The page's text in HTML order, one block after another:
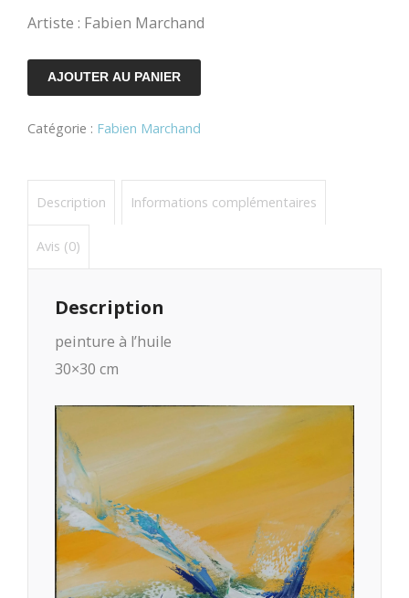
Artiste : Fabien Marchand
quantité
de
A
light
AJOUTER AU PANIER
Catégorie : Fabien Marchand
Description Informations complémentaires
Avis (0)
Description
peinture à l’huile
30×30 cm